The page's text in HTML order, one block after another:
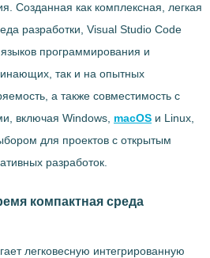
Созданная как комплексная, легкая
разработки, Visual Studio Code
программирования и
так и на опытных
а также совместимость с
включая Windows, macOS и Linux,
для проектов с открытым
разработок.
компактная среда
легковесную интегрированную